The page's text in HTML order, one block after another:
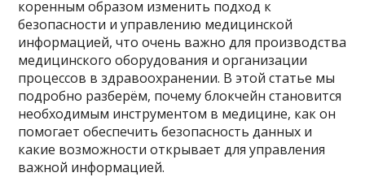
коренным образом изменить подход к
безопасности и управлению медицинской
информацией, что очень важно для производства
медицинского оборудования и организации
процессов в здравоохранении. В этой статье мы
подробно разберём, почему блокчейн становится
необходимым инструментом в медицине, как он
помогает обеспечить безопасность данных и
какие возможности открывает для управления
важной информацией.